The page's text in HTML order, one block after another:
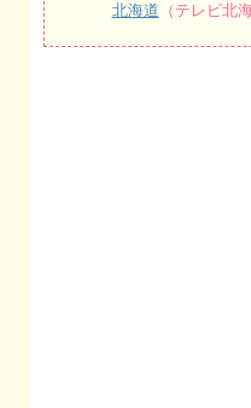
北海道 （テレビ北